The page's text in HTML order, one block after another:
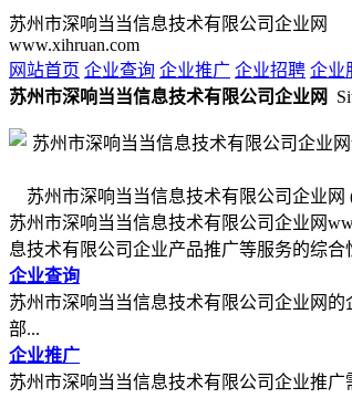
苏州市深响当当信息技术有限公司企业网
www.xihruan.com
网站首页 企业查询 企业推广 企业招聘 企业
苏州市深响当当信息技术有限公司企业网
苏州市深响当当信息技术有限公司企业网
苏州市深响当当信息技术有限公司企业网
息技术有限公司企业产品推广等服务的综
企业查询
苏州市深响当当信息技术有限公司企业网
部...
企业推广
苏州市深响当当信息技术有限公司企业推